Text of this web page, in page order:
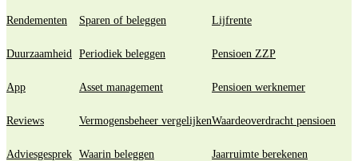
Rendementen
Duurzaamheid
App
Reviews
Adviesgesprek
Sparen of beleggen
Periodiek beleggen
Asset management
Vermogensbeheer vergelijken
Waarin beleggen
Lijfrente
Pensioen ZZP
Pensioen werknemer
Waardeoverdracht pensioen
Jaarruimte berekenen